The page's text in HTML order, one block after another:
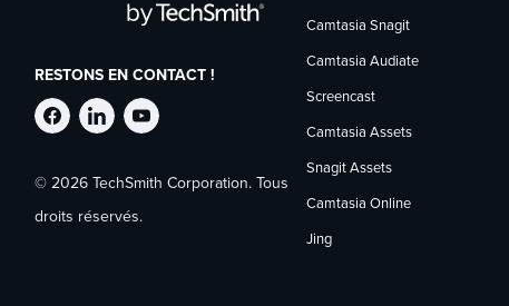
RESTONS EN CONTACT !
Suivre
TechSmith
Suivre
TechSmith
Suivre
TechSmith
© 2026 TechSmith Corporation. Tous
droits réservés.
Camtasia Snagit
Camtasia Audiate
Screencast
Camtasia Assets
Snagit Assets
Camtasia Online
Jing